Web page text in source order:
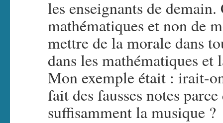
les enseignants de demain.
mathématiques et non de
mettre de la morale dans
dans les mathématiques
Mon exemple était : irait-
fait des fausses notes
suffisamment la musique ?